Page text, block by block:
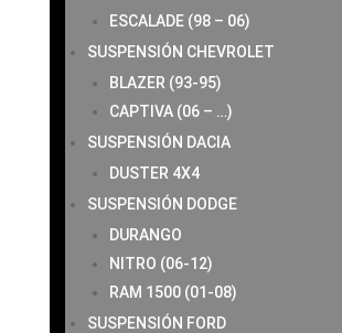
ESCALADE (98 – 06)
SUSPENSIÓN CHEVROLET
BLAZER (93-95)
CAPTIVA (06 – …)
SUSPENSIÓN DACIA
DUSTER 4X4
SUSPENSIÓN DODGE
DURANGO
NITRO (06-12)
RAM 1500 (01-08)
SUSPENSIÓN FORD